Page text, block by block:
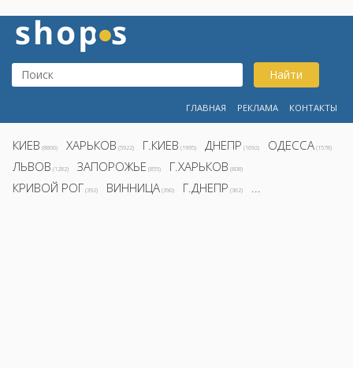
Найти
ГЛАВНАЯ РЕКЛАМА КОНТАКТЫ
КИЕВ (8800) ХАРЬКОВ (5922) Г.КИЕВ (1995) ДНЕПР (1692) ОДЕССА (1578)
ЛЬВОВ (1282) ЗАПОРОЖЬЕ (855) Г.ХАРЬКОВ (808)
КРИВОЙ РОГ (392) ВИННИЦА (390) Г.ДНЕПР (362) ...